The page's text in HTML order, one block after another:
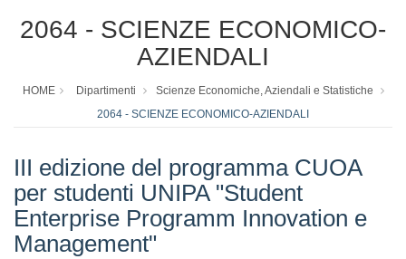
2064 - SCIENZE ECONOMICO-
AZIENDALI
HOME Dipartimenti
Scienze Economiche, Aziendali e Statistiche
2064 - SCIENZE ECONOMICO-AZIENDALI
III edizione del programma CUOA
per studenti UNIPA "Student
Enterprise Programm Innovation e
Management"